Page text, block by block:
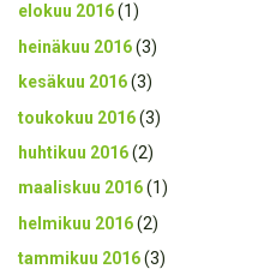
elokuu 2016(1)
heinäkuu 2016(3)
kesäkuu 2016(3)
toukokuu 2016(3)
huhtikuu 2016(2)
maaliskuu 2016(1)
helmikuu 2016(2)
tammikuu 2016(3)